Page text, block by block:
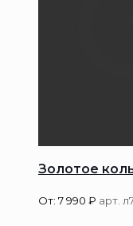
Золотое
От: 7 990 ₽ арт.